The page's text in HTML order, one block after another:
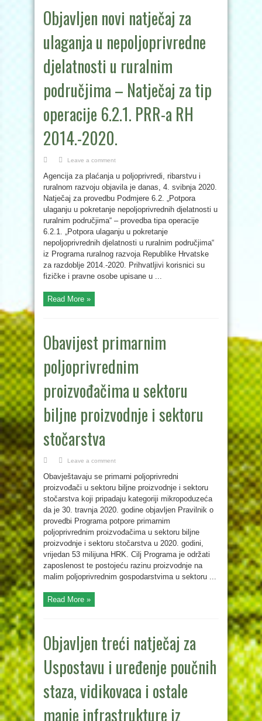
Objavljen novi natječaj za
ulaganja u nepoljoprivredne
djelatnosti u ruralnim
područjima – Natječaj za tip
operacije 6.2.1. PRR-a RH
2014.-2020.
Leave a comment
Agencija za plaćanja u poljoprivredi, ribarstvu i
ruralnom razvoju objavila je danas, 4. svibnja 2020.
Natječaj za provedbu Podmjere 6.2. „Potpora
ulaganju u pokretanje nepoljoprivrednih djelatnosti u
ruralnim područjima“ – provedba tipa operacije
6.2.1. „Potpora ulaganju u pokretanje
nepoljoprivrednih djelatnosti u ruralnim područjima“
iz Programa ruralnog razvoja Republike Hrvatske
za razdoblje 2014.-2020. Prihvatljivi korisnici su
fizičke i pravne osobe upisane u ...
Read More »
Obavijest primarnim
poljoprivrednim
proizvođačima u sektoru
biljne proizvodnje i sektoru
stočarstva
Leave a comment
Obavještavaju se primarni poljoprivredni
proizvođači u sektoru biljne proizvodnje i sektoru
stočarstva koji pripadaju kategoriji mikropoduzeća
da je 30. travnja 2020. godine objavljen Pravilnik o
provedbi Programa potpore primarnim
poljoprivrednim proizvođačima u sektoru biljne
proizvodnje i sektoru stočarstva u 2020. godini,
vrijedan 53 milijuna HRK. Cilj Programa je održati
zaposlenost te postojeću razinu proizvodnje na
malim poljoprivrednim gospodarstvima u sektoru ...
Read More »
Objavljen treći natječaj za
Uspostavu i uređenje poučnih
staza, vidikovaca i ostale
manje infrastrukture iz